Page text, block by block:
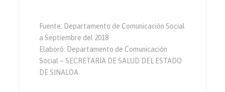
Fuente: Departamento de Comunicación Social
a Septiembre del 2018
Elaboró: Departamento de Comunicación
Social – SECRETARÍA DE SALUD DEL ESTADO
DE SINALOA.